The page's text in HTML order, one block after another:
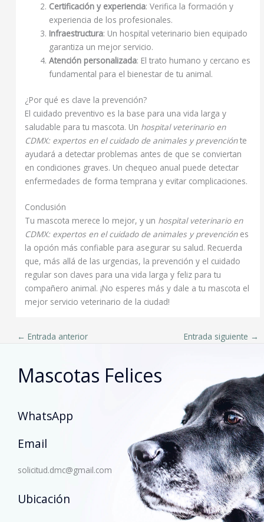
Certificación y experiencia: Verifica la formación y
experiencia de los profesionales.
Infraestructura: Un hospital veterinario bien equipado
garantiza un mejor servicio.
Atención personalizada: El trato humano y cercano es
fundamental para el bienestar de tu animal.
¿Por qué es clave la prevención?
El cuidado preventivo es la base para una vida larga y
saludable para tu mascota. Un hospital veterinario en
CDMX: expertos en el cuidado de animales y prevenciónte
ayudará a detectar problemas antes de que se conviertan
en condiciones graves. Un chequeo anual puede detectar
enfermedades de forma temprana y evitar complicaciones.
Conclusión
Tu mascota merece lo mejor, y un hospital veterinario en
CDMX: expertos en el cuidado de animales y prevenciónes
la opción más confiable para asegurar su salud. Recuerda
que, más allá de las urgencias, la prevención y el cuidado
regular son claves para una vida larga y feliz para tu
compañero animal. ¡No esperes más y dale a tu mascota el
mejor servicio veterinario de la ciudad!
← Entrada anterior Entrada siguiente →
Mascotas Felices
WhatsApp
Email
solicitud.dmc@gmail.com
Ubicación